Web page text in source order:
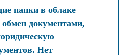
папки в облаке
документами,
Нет